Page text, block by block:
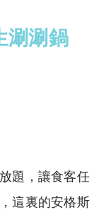
涮涮鍋
題，讓食客任
這裏的安格斯